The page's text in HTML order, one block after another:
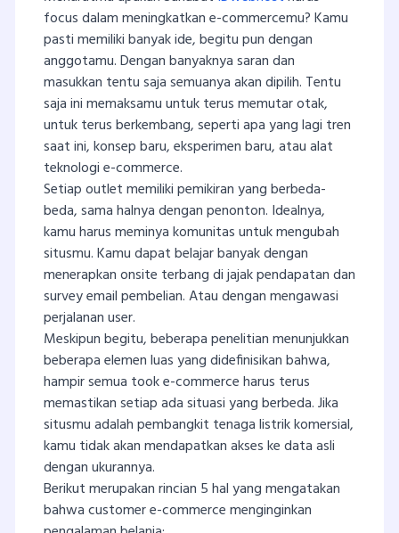
focus dalam meningkatkan e-commercemu? Kamu
pasti memiliki banyak ide, begitu pun dengan
anggotamu. Dengan banyaknya saran dan
masukkan tentu saja semuanya akan dipilih. Tentu
saja ini memaksamu untuk terus memutar otak,
untuk terus berkembang, seperti apa yang lagi tren
saat ini, konsep baru, eksperimen baru, atau alat
teknologi e-commerce.
Setiap outlet memiliki pemikiran yang berbeda-
beda, sama halnya dengan penonton. Idealnya,
kamu harus meminya komunitas untuk mengubah
situsmu. Kamu dapat belajar banyak dengan
menerapkan onsite terbang di jajak pendapatan dan
survey email pembelian. Atau dengan mengawasi
perjalanan user.
Meskipun begitu, beberapa penelitian menunjukkan
beberapa elemen luas yang didefinisikan bahwa,
hampir semua took e-commerce harus terus
memastikan setiap ada situasi yang berbeda. Jika
situsmu adalah pembangkit tenaga listrik komersial,
kamu tidak akan mendapatkan akses ke data asli
dengan ukurannya.
Berikut merupakan rincian 5 hal yang mengatakan
bahwa customer e-commerce menginginkan